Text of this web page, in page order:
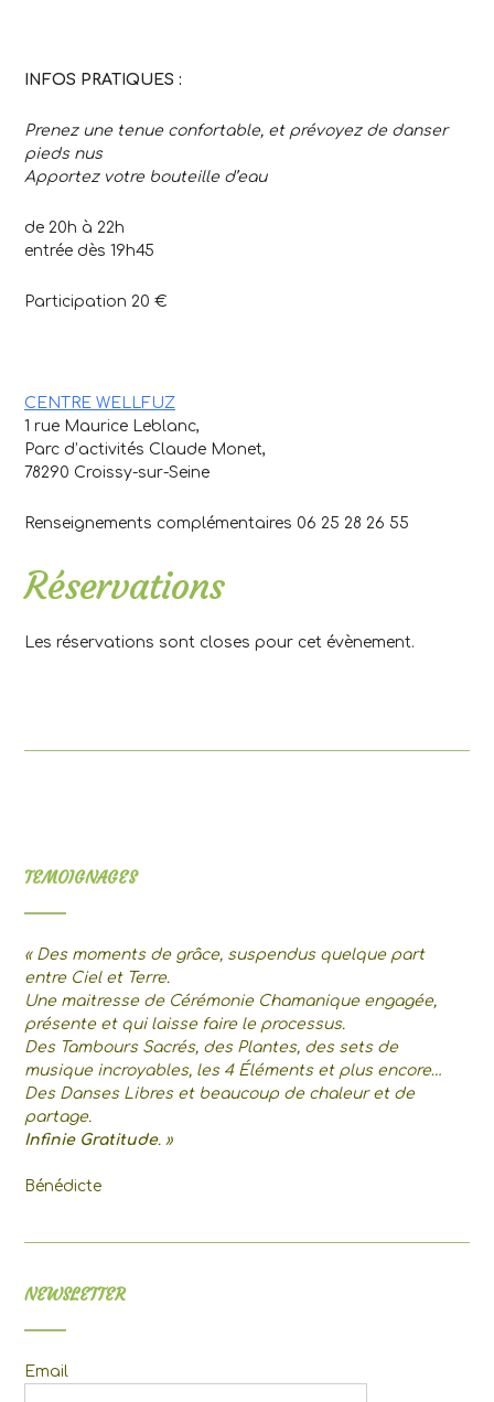
INFOS PRATIQUES :
Prenez une tenue confortable, et prévoyez de danser
pieds nus
Apportez votre bouteille d’eau
de 20h à 22h
entrée dès 19h45
Participation 20 €
CENTRE WELLFUZ
1 rue Maurice Leblanc,
Parc d’activités Claude Monet,
78290 Croissy-sur-Seine
Renseignements complémentaires 06 25 28 26 55
Réservations
Les réservations sont closes pour cet évènement.
TEMOIGNAGES
« Des moments de grâce, suspendus quelque part
entre Ciel et Terre.
Une maitresse de Cérémonie Chamanique engagée,
présente et qui laisse faire le processus.
Des Tambours Sacrés, des Plantes, des sets de
musique incroyables, les 4 Éléments et plus encore…
Des Danses Libres et beaucoup de chaleur et de
partage.
Infinie Gratitude. »
Bénédicte
NEWSLETTER
Email